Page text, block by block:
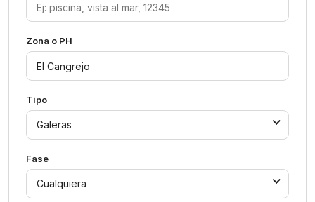
Zona o PH
Tipo
Galeras
Fase
Cualquiera